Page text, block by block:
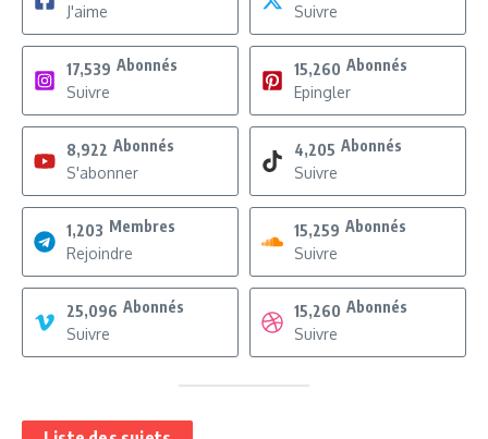
J'aime
Suivre
17,539 Abonnés
Suivre
15,260 Abonnés
Epingler
8,922 Abonnés
S'abonner
4,205 Abonnés
Suivre
1,203 Membres
Rejoindre
15,259 Abonnés
Suivre
25,096 Abonnés
Suivre
15,260 Abonnés
Suivre